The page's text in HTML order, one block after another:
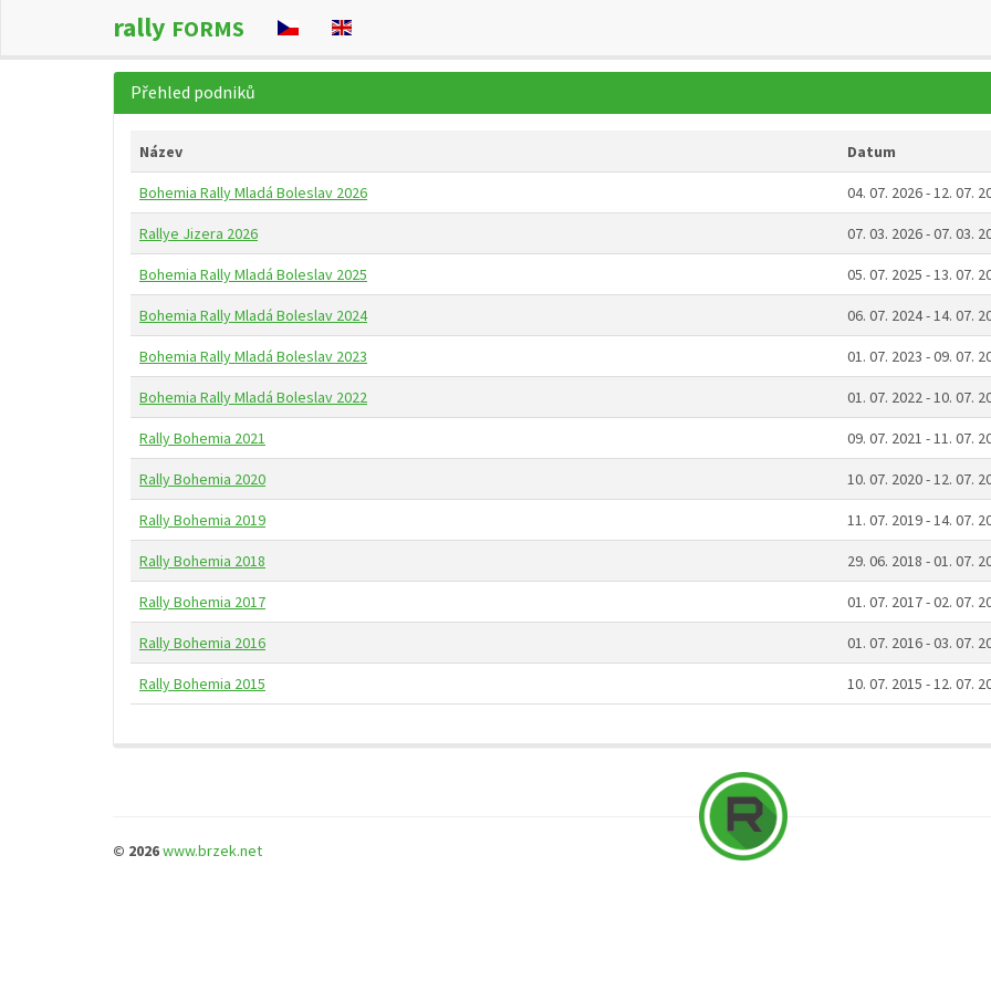
rally FORMS
Přehled podniků
Název Datum
Bohemia Rally Mladá Boleslav 2026 04. 07. 2026 - 12. 07.
Rallye Jizera 2026 07. 03. 2026 - 07. 03.
Bohemia Rally Mladá Boleslav 2025 05. 07. 2025 - 13. 07.
Bohemia Rally Mladá Boleslav 2024 06. 07. 2024 - 14. 07.
Bohemia Rally Mladá Boleslav 2023 01. 07. 2023 - 09. 07.
Bohemia Rally Mladá Boleslav 2022 01. 07. 2022 - 10. 07.
Rally Bohemia 2021 09. 07. 2021 - 11. 07.
Rally Bohemia 2020 10. 07. 2020 - 12. 07.
Rally Bohemia 2019 11. 07. 2019 - 14. 07.
Rally Bohemia 2018 29. 06. 2018 - 01. 07.
Rally Bohemia 2017 01. 07. 2017 - 02. 07.
Rally Bohemia 2016 01. 07. 2016 - 03. 07.
Rally Bohemia 2015 10. 07. 2015 - 12. 07.
© 2026www.brzek.net